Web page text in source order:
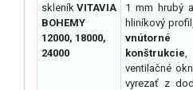
skleník VITAVIA
BOHEMY
12000, 18000,
24000
1 mm hrubý
hliníkový profil,
vnútorné
konštrukcie
ventilačné
vyrezať z